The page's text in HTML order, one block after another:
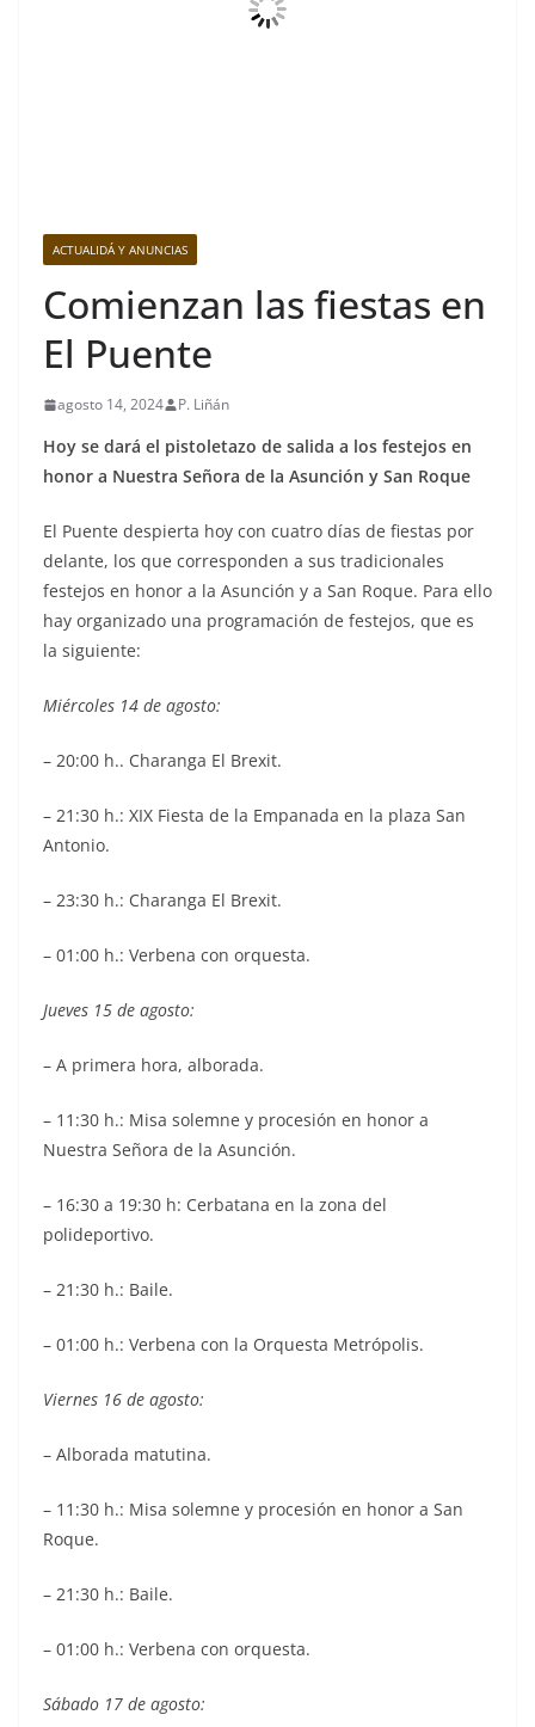
ACTUALIDÁ Y ANUNCIAS
Comienzan las fiestas en
El Puente
agosto 14, 2024 P. Liñán
Hoy se dará el pistoletazo de salida a los festejos en
honor a Nuestra Señora de la Asunción y San Roque
El Puente despierta hoy con cuatro días de fiestas por
delante, los que corresponden a sus tradicionales
festejos en honor a la Asunción y a San Roque. Para ello
hay organizado una programación de festejos, que es
la siguiente:
Miércoles 14 de agosto:
– 20:00 h.. Charanga El Brexit.
– 21:30 h.: XIX Fiesta de la Empanada en la plaza San
Antonio.
– 23:30 h.: Charanga El Brexit.
– 01:00 h.: Verbena con orquesta.
Jueves 15 de agosto:
– A primera hora, alborada.
– 11:30 h.: Misa solemne y procesión en honor a
Nuestra Señora de la Asunción.
– 16:30 a 19:30 h: Cerbatana en la zona del
polideportivo.
– 21:30 h.: Baile.
– 01:00 h.: Verbena con la Orquesta Metrópolis.
Viernes 16 de agosto:
– Alborada matutina.
– 11:30 h.: Misa solemne y procesión en honor a San
Roque.
– 21:30 h.: Baile.
– 01:00 h.: Verbena con orquesta.
Sábado 17 de agosto: